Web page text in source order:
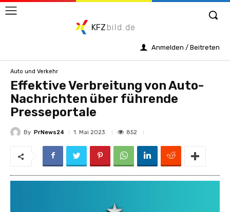
KFZ bild.de
Anmelden / Beitreten
Auto und Verkehr
Effektive Verbreitung von Auto-
Nachrichten über führende
Presseportale
By PrNews24 1. Mai 2023 852